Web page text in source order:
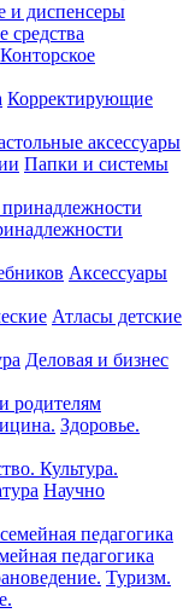
и диспенсеры
средства
Конторское
Корректирующие
аксессуары
Папки и системы
Аксессуары
Атласы детские
Деловая и бизнес
родителям
Здоровье.
Культура.
Научно
педагогика
Туризм.